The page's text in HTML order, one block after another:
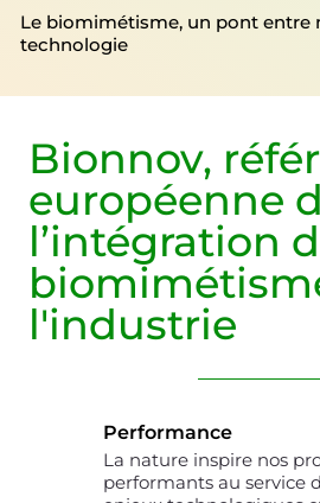
Le biomimétisme, un pont entre
technologie
Bionnov,
européenne
l’intégration
l'industrie
Performance
La nature inspire nos
performants au service